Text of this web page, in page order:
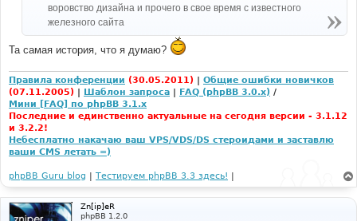
воровство дизайна и прочего в свое время с известного
железного сайта
Та самая история, что я думаю?
Правила конференции (30.05.2011) | Общие ошибки новичков
(07.11.2005) | Шаблон запроса | FAQ (phpBB 3.0.x) /
Мини [FAQ] по phpBB 3.1.x
Последние и единственно актуальные на сегодня версии - 3.1.12
и 3.2.2!
Небесплатно накачаю ваш VPS/VDS/DS стероидами и заставлю
ваши CMS летать =)
phpBB Guru blog | Тестируем phpBB 3.3 здесь! |
Zn[ip]eR
phpBB 1.2.0